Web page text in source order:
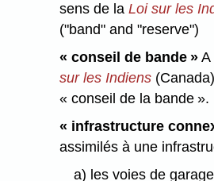
sens de laLoi sur les
("band" and "reserve")
« conseil de bande » A
sur les Indiens
« conseil de la bande ».
« infrastructure
assimilés à une
a) les voies de